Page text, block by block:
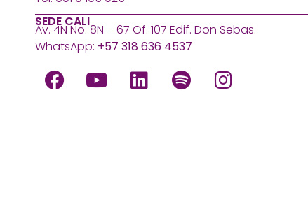
SEDE CALI
Av. 4N No. 8N – 67 Of. 107 Edif. Don Sebas.
WhatsApp: +57 318 636 4537